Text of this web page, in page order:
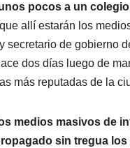
pocos a un
allí estarán los
secretario de gobierno
dos días luego de
más reputadas de la
medios masivos de
sin tregua